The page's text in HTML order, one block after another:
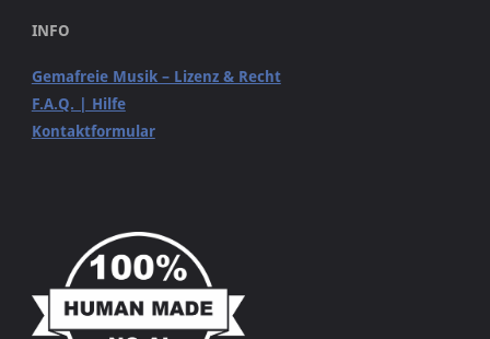
INFO
Gemafreie Musik – Lizenz & Recht
F.A.Q. | Hilfe
Kontaktformular